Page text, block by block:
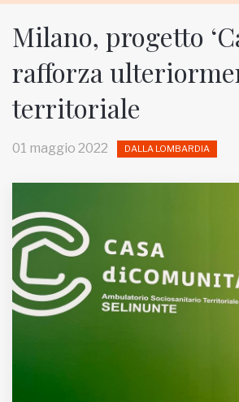
HOME
Inviateci le vostre segnalazioni
Iscriviti alla newsletter
www.viveremilano.info
Milano, progetto
rafforza
territoriale
01 maggio 2022 DALLA LOMBARDIA